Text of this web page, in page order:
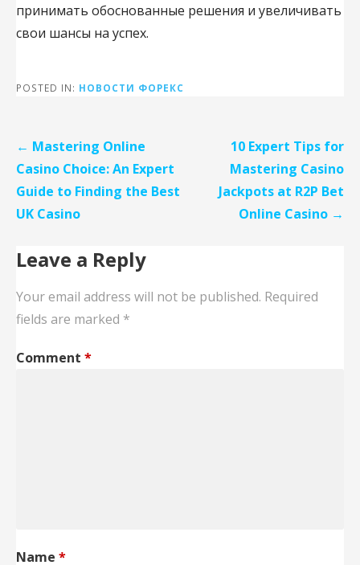
принимать обоснованные решения и увеличивать
свои шансы на успех.
POSTED IN: НОВОСТИ ФОРЕКС
Post
navigation
← Mastering Online
Casino Choice: An Expert
Guide to Finding the Best
UK Casino
10 Expert Tips for
Mastering Casino
Jackpots at R2P Bet
Online Casino →
Leave a Reply
Your email address will not be published. Required
fields are marked *
Comment *
Name *